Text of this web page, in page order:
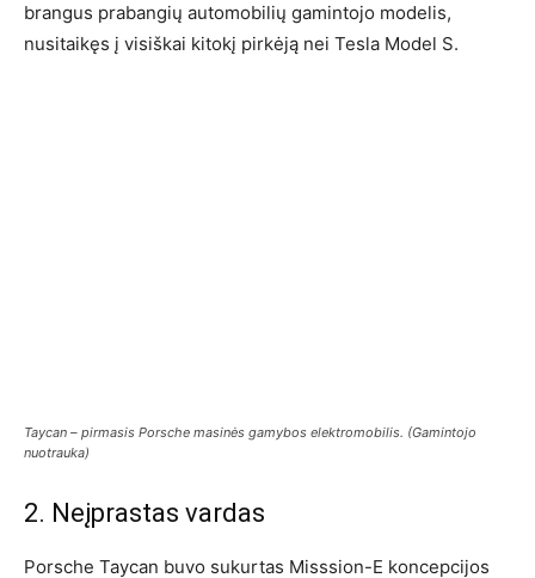
brangus prabangių automobilių gamintojo modelis,
nusitaikęs į visiškai kitokį pirkėją nei Tesla Model S.
Taycan – pirmasis Porsche masinės gamybos elektromobilis. (Gamintojo
nuotrauka)
2. Neįprastas vardas
Porsche Taycan buvo sukurtas Misssion-E koncepcijos